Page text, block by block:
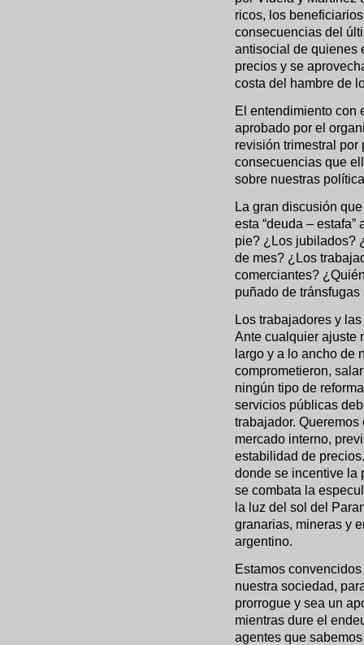
ricos, los
consecuencias del
antisocial de quienes
precios y se
costa del hambre de
El entendimiento con
aprobado por el
revisión trimestral por
consecuencias que
sobre nuestras
La gran discusión
esta “deuda –
pie? ¿Los jubilados?
de mes? ¿Los
comerciantes?
puñado de
Los trabajadores y
Ante cualquier ajuste
largo y a lo ancho de
comprometieron,
ningún tipo de
servicios públicas
trabajador.
mercado interno,
estabilidad de
donde se incentive la
se combata la
la luz del sol del
granarias, mineras y
argentino.
Estamos
nuestra sociedad,
prorrogue y sea un
mientras dure el
agentes que